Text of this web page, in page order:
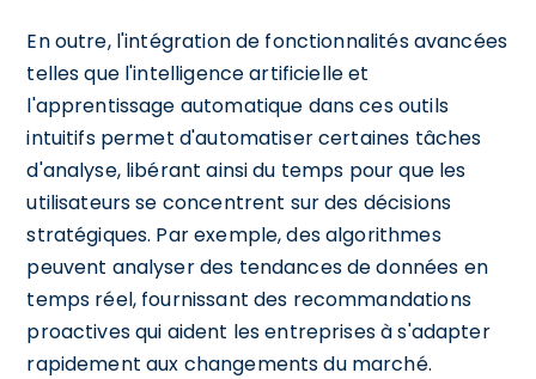
En outre, l'intégration de fonctionnalités avancées
telles que l'intelligence artificielle et
l'apprentissage automatique dans ces outils
intuitifs permet d'automatiser certaines tâches
d'analyse, libérant ainsi du temps pour que les
utilisateurs se concentrent sur des décisions
stratégiques. Par exemple, des algorithmes
peuvent analyser des tendances de données en
temps réel, fournissant des recommandations
proactives qui aident les entreprises à s'adapter
rapidement aux changements du marché.